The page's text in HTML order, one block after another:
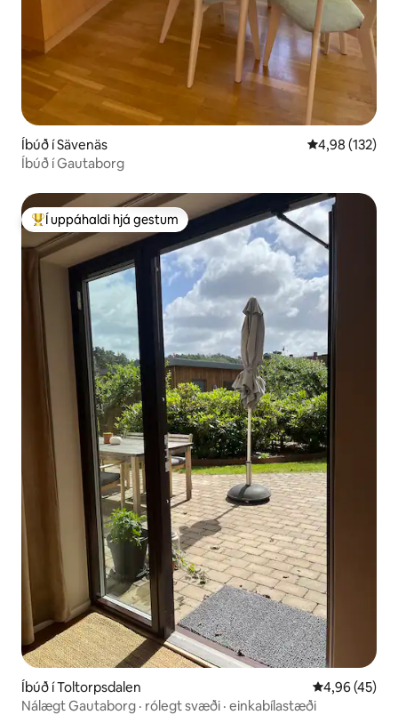
Íbúð í Sävenäs 4,98 af 5 í
4,98 (132)
Íbúð í Gautaborg
Í mestu uppáhaldi hjá gestum
Í uppáhaldi hjá gestum
Íbúð í Toltorpsdalen 4,96 af 5 í
4,96 (45)
Nálægt Gautaborg · rólegt svæði · einkabílastæði